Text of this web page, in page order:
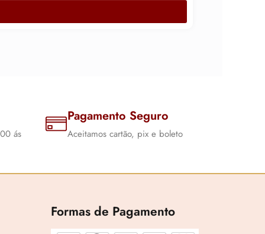
ás
Pagamento Seguro
Aceitamos cartão, pix e boleto
Formas de Pagamento